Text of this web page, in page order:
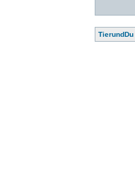
TierundDu